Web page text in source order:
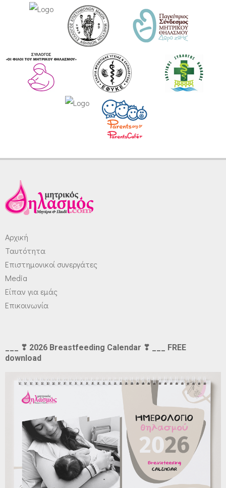
Αρχική
Ταυτότητα
Επιστημονικοί συνεργάτες
Media
Είπαν για εμάς
Επικοινωνία
___ ❣ 2026 Breastfeeding Calendar ❣ ___ FREE
download